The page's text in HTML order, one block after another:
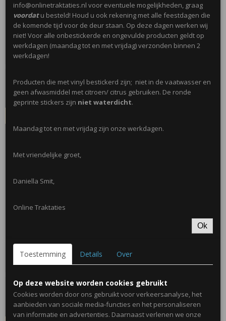
Champagne kaars
€ 1,25
Op voorraad
Dino bijt spelletje
€ 1,75
Op voorraad
info@onlinetraktaties.nl voor eventuele mogelijkheden, graag
voordatu besteld! Houd u ook rekening met alle feestdagen die
de komende tijd voor de deur staan. Op deze dagen werken wij
niet! Voor alle onbestickerde en ongevulde producten geldt op
werkdagen (maandag tot en met vrijdag) verzonden binnen 2
werkdagen!
Producten die met vinyl bestickerd zijn; niet in de vaatwasser en
geen afwasmiddel met citroen/ citrus gebruiken. De ronde
geprinte stickers zijn niet waterdicht.
Maandag tot en met vrijdag zijn onze werkdagen.
Met vriendelijke groet,
Daniella Smit,
Online Traktaties
Ok
Toestemming Details Over
Op deze website worden cookies gebruikt
Cookies worden door ons gebruikt voor verkeersanalyse, het
aanbieden van sociale media-functies en het personaliseren
van informatie en advertenties. Daarnaast verlenen we onze